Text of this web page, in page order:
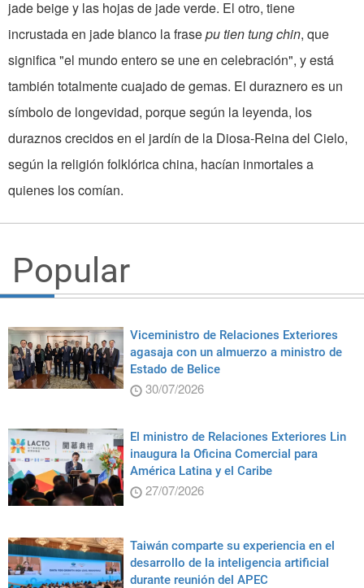
jade beige y las hojas de jade verde. El otro, tiene
incrustada en jade blanco la frasepu tien tung chin, que
significa "el mundo entero se une en celebración", y está
también totalmente cua­jado de gemas. El duraznero es un
símbolo de longevidad, porque según la leyenda, los
duraznos crecidos en el jardín de la Diosa-Reina del Cielo,
según la religión folk­lórica china, hacían inmortales a
quienes los comían.
Popular
Viceministro de Relaciones Exteriores
agasaja con un almuerzo a ministro de
Estado de Belice
30/07/2026
El ministro de Relaciones Exteriores Lin
inaugura la Oficina Comercial para
América Latina y el Caribe
27/07/2026
Taiwán comparte su experiencia en el
desarrollo de la inteligencia artificial
durante reunión del APEC